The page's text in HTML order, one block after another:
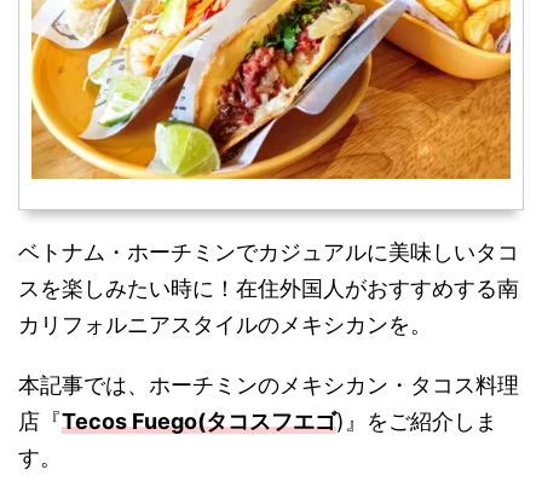
ベトナム・ホーチミンでカジュアルに美味しいタコ
スを楽しみたい時に！在住外国人がおすすめする南
カリフォルニアスタイルのメキシカンを。
本記事では、ホーチミンのメキシカン・タコス料理
店『Tecos Fuego(タコスフエゴ)』をご紹介しま
す。